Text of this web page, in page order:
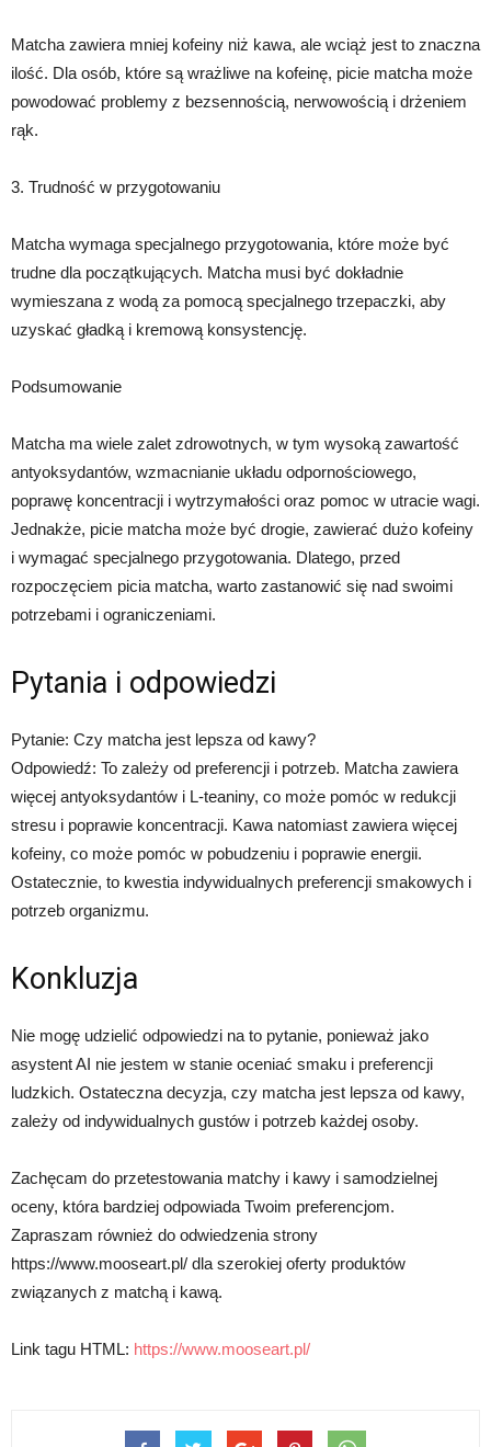
Matcha zawiera mniej kofeiny niż kawa, ale wciąż jest to znaczna
ilość. Dla osób, które są wrażliwe na kofeinę, picie matcha może
powodować problemy z bezsennością, nerwowością i drżeniem
rąk.
3. Trudność w przygotowaniu
Matcha wymaga specjalnego przygotowania, które może być
trudne dla początkujących. Matcha musi być dokładnie
wymieszana z wodą za pomocą specjalnego trzepaczki, aby
uzyskać gładką i kremową konsystencję.
Podsumowanie
Matcha ma wiele zalet zdrowotnych, w tym wysoką zawartość
antyoksydantów, wzmacnianie układu odpornościowego,
poprawę koncentracji i wytrzymałości oraz pomoc w utracie wagi.
Jednakże, picie matcha może być drogie, zawierać dużo kofeiny
i wymagać specjalnego przygotowania. Dlatego, przed
rozpoczęciem picia matcha, warto zastanowić się nad swoimi
potrzebami i ograniczeniami.
Pytania i odpowiedzi
Pytanie: Czy matcha jest lepsza od kawy?
Odpowiedź: To zależy od preferencji i potrzeb. Matcha zawiera
więcej antyoksydantów i L-teaniny, co może pomóc w redukcji
stresu i poprawie koncentracji. Kawa natomiast zawiera więcej
kofeiny, co może pomóc w pobudzeniu i poprawie energii.
Ostatecznie, to kwestia indywidualnych preferencji smakowych i
potrzeb organizmu.
Konkluzja
Nie mogę udzielić odpowiedzi na to pytanie, ponieważ jako
asystent AI nie jestem w stanie oceniać smaku i preferencji
ludzkich. Ostateczna decyzja, czy matcha jest lepsza od kawy,
zależy od indywidualnych gustów i potrzeb każdej osoby.
Zachęcam do przetestowania matchy i kawy i samodzielnej
oceny, która bardziej odpowiada Twoim preferencjom.
Zapraszam również do odwiedzenia strony
https://www.mooseart.pl/ dla szerokiej oferty produktów
związanych z matchą i kawą.
Link tagu HTML: https://www.mooseart.pl/